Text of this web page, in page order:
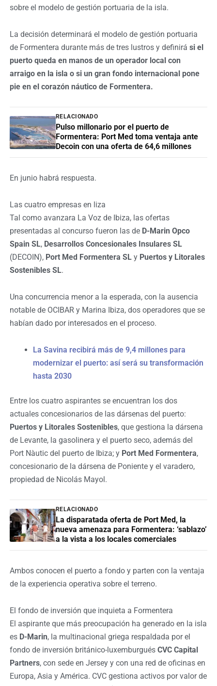
sobre el modelo de gestión portuaria de la isla.
La decisión determinará el modelo de gestión portuaria
de Formentera durante más de tres lustros y definirá si el
puerto queda en manos de un operador local con
arraigo en la isla o si un gran fondo internacional pone
pie en el corazón náutico de Formentera.
RELACIONADO
Pulso millonario por el puerto de
Formentera: Port Med toma ventaja ante
Decoin con una oferta de 64,6 millones
En junio habrá respuesta.
Las cuatro empresas en liza
Tal como avanzara La Voz de Ibiza, las ofertas
presentadas al concurso fueron las de D-Marin Opco
Spain SL, Desarrollos Concesionales Insulares SL
(DECOIN), Port Med Formentera SL y Puertos y Litorales
Sostenibles SL.
Una concurrencia menor a la esperada, con la ausencia
notable de OCIBAR y Marina Ibiza, dos operadores que se
habían dado por interesados en el proceso.
La Savina recibirá más de 9,4 millones para
modernizar el puerto: así será su transformación
hasta 2030
Entre los cuatro aspirantes se encuentran los dos
actuales concesionarios de las dársenas del puerto:
Puertos y Litorales Sostenibles, que gestiona la dársena
de Levante, la gasolinera y el puerto seco, además del
Port Nàutic del puerto de Ibiza; y Port Med Formentera,
concesionario de la dársena de Poniente y el varadero,
propiedad de Nicolás Mayol.
RELACIONADO
La disparatada oferta de Port Med, la
nueva amenaza para Formentera: ‘sablazo’
a la vista a los locales comerciales
Ambos conocen el puerto a fondo y parten con la ventaja
de la experiencia operativa sobre el terreno.
El fondo de inversión que inquieta a Formentera
El aspirante que más preocupación ha generado en la isla
es D-Marin, la multinacional griega respaldada por el
fondo de inversión británico-luxemburgués CVC Capital
Partners, con sede en Jersey y con una red de oficinas en
Europa, Asia y América. CVC gestiona activos por valor de